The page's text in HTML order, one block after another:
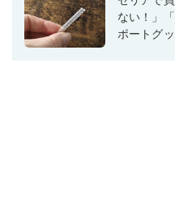
ない！」
ポートグ